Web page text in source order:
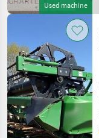
Used machine